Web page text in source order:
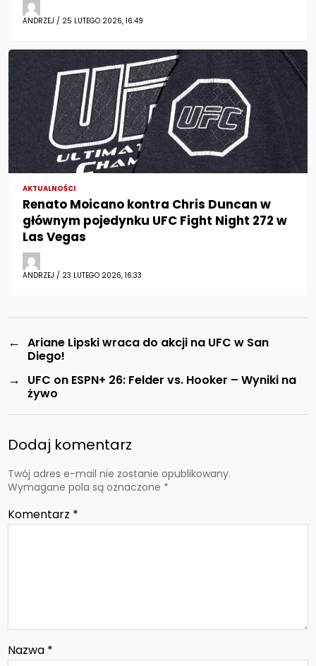
ANDRZEJ / 25 LUTEGO 2026, 16:49
AKTUALNOŚCI
Renato Moicano kontra Chris Duncan w
głównym pojedynku UFC Fight Night 272 w
Las Vegas
ANDRZEJ / 23 LUTEGO 2026, 16:33
← Ariane Lipski wraca do akcji na UFC w San
Diego!
→
UFC on ESPN+ 26: Felder vs. Hooker – Wyniki na
żywo
Dodaj komentarz
Twój adres e-mail nie zostanie opublikowany.
Wymagane pola są oznaczone *
Komentarz *
Nazwa *